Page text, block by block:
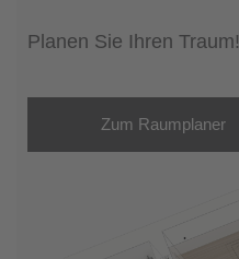
Planen Sie Ihren Traum!
Zum Raumplaner